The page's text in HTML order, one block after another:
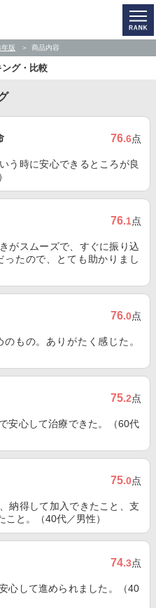
版 商品内容
ング・比較
76.6点
う時に安心できるところが良
76.1点
がスムーズで、すぐに振り込
たので、とても助かりまし
76.0点
もの。ありがたく感じた。
75.2点
安心して治療できた。（60代
75.0点
納得して加入できたこと、支
と。（40代／男性）
74.3点
心して進められました。（40